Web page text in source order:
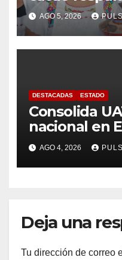
Alfonso
rumbo a la
Estatal de
AGO 5, 2026
DESTACADAS ESTADO
Consolida
nacional en
Especial,
Ciencias de
AGO 4, 2026
Deja una
Tu dirección de correo